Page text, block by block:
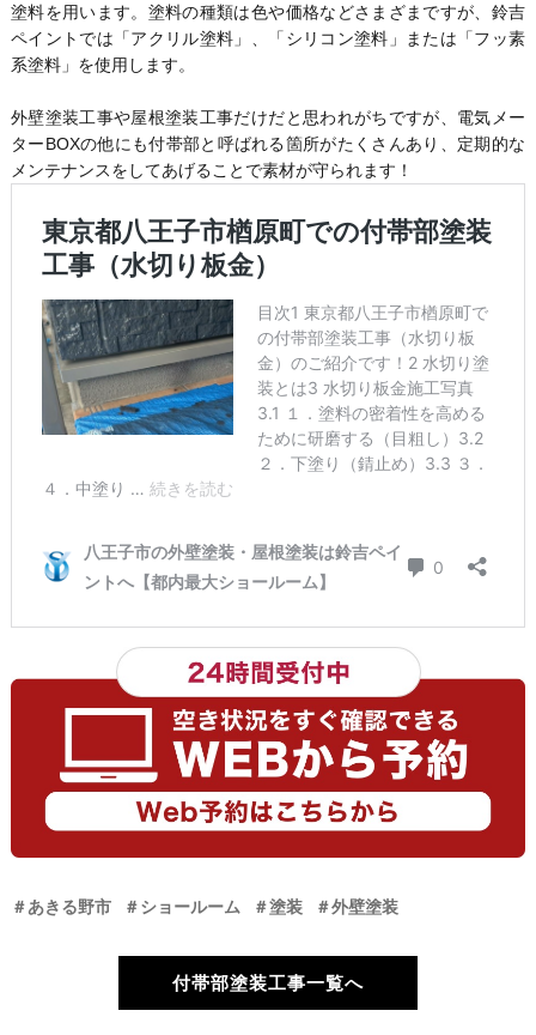
塗料を用います。塗料の種類は色や価格などさまざまですが、鈴吉
ペイントでは「アクリル塗料」、「シリコン塗料」または「フッ素
系塗料」を使用します。
外壁塗装工事や屋根塗装工事だけだと思われがちですが、電気メー
ターBOXの他にも付帯部と呼ばれる箇所がたくさんあり、定期的な
メンテナンスをしてあげることで素材が守られます！
＃あきる野市 ＃ショールーム ＃塗装 ＃外壁塗装
付帯部塗装工事一覧へ